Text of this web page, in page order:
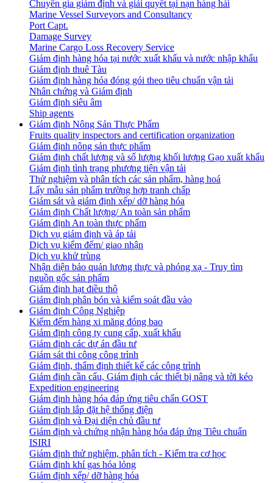
Chuyên gia giám định và giải quyết tại nạn hàng hải
Marine Vessel Surveyors and Consultancy
Port Capt.
Damage Survey
Marine Cargo Loss Recovery Service
Giám định hàng hóa tại nước xuất khẩu và nước nhập khẩu
Giám định thuê Tàu
Giám định hàng hóa đóng gói theo tiêu chuẩn vận tải
Nhân chứng và Giám định
Giám định siêu âm
Ship agents
Giám định Nông Sản Thực Phẩm
Fruits quality inspectors and certification organization
Giám định nông sản thực phẩm
Giám định chất lượng và số lượng khối lượng Gạo xuất khẩu
Giám định tình trạng phương tiện vận tải
Thử nghiệm và phân tích các sản phẩm, hàng hoá
Lấy mẫu sản phẩm trường hợp tranh chấp
Giám sát và giám định xếp/ dỡ hàng hóa
Giám định Chất lượng/ An toàn sản phẩm
Giám định An toàn thực phẩm
Dịch vụ giám định và áp tải
Dịch vụ kiểm đếm/ giao nhận
Dịch vụ khử trùng
Nhận diện bảo quản lương thực và phóng xạ - Truy tìm
nguồn gốc sản phẩm
Giám định hạt điều thô
Giám định phân bón và kiểm soát đầu vào
Giám định Công Nghiệp
Kiểm đếm hàng xi măng đóng bao
Giám định công ty cung cấp, xuất khẩu
Giám định các dự án đầu tư
Giám sát thi công công trình
Giám định, thẩm định thiết kế các công trình
Giám định cần cẩu, Giám định các thiết bị nâng và tời kéo
Expedition engineering
Giám định hàng hóa đáp ứng tiêu chẩn GOST
Giám định lắp đặt hệ thống điện
Giám định và Đại diện chủ đầu tư
Giám định và chứng nhận hàng hóa đáp ứng Tiêu chuẩn
ISIRI
Giám định thử nghiệm, phân tích - Kiểm tra cơ học
Giám định khí gas hóa lỏng
Giám định xếp/ dỡ hàng hóa